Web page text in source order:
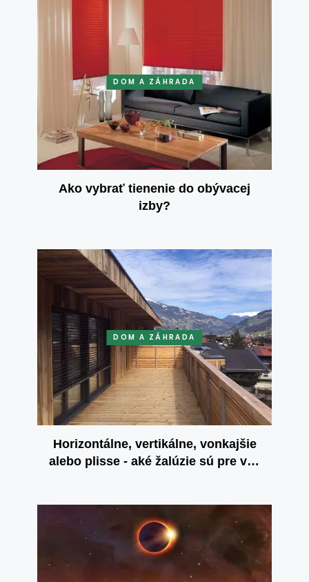
DOM A ZÁHRADA
Ako vybrať tienenie do obývacej
izby?
DOM A ZÁHRADA
Horizontálne, vertikálne, vonkajšie
alebo plisse - aké žalúzie sú pre vás